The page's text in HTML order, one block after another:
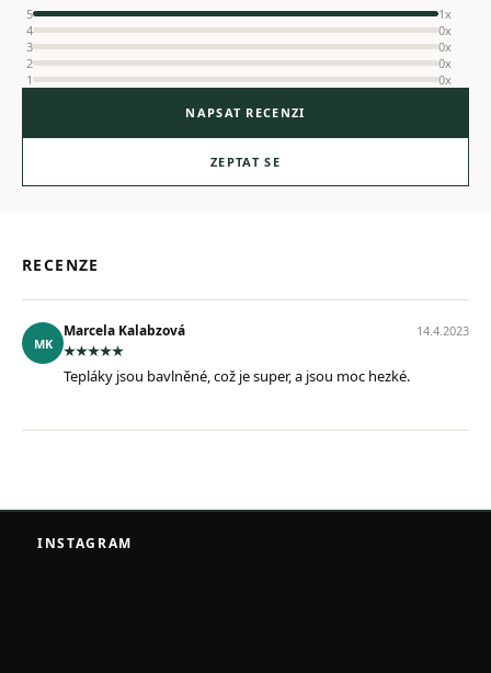
5
1x
4
0x
3
0x
2
0x
1
0x
NAPSAT RECENZI
ZEPTAT SE
RECENZE
MK
Marcela Kalabzová 14.4.2023
Tepláky jsou bavlněné, což je super, a jsou moc hezké.
INSTAGRAM